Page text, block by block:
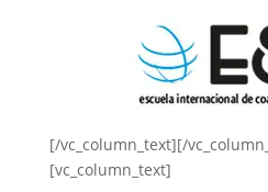
[/vc_column_text][/
[vc_column_text]